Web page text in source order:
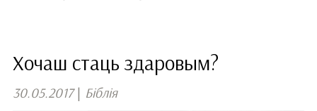
Хочаш стаць здаровым?
30.05.2017 | Біблія